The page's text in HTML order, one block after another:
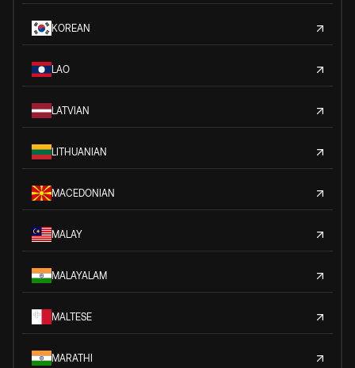
KOREAN
LAO
LATVIAN
LITHUANIAN
MACEDONIAN
MALAY
MALAYALAM
MALTESE
MARATHI